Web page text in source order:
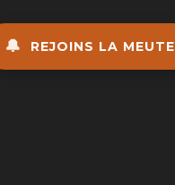
🔔 REJOINS LA MEUTE